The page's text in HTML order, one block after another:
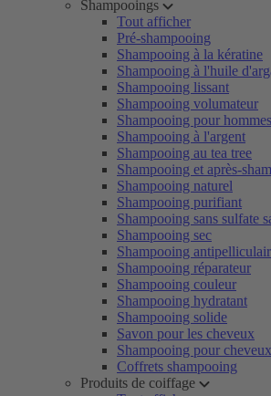
Shampooings
Tout afficher
Pré-shampooing
Shampooing à la kératine
Shampooing à l'huile
Shampooing lissant
Shampooing volumateur
Shampooing pour hommes
Shampooing à l'argent
Shampooing au tea tree
Shampooing et après-
Shampooing naturel
Shampooing purifiant
Shampooing sans sulfate
Shampooing sec
Shampooing
Shampooing réparateur
Shampooing couleur
Shampooing hydratant
Shampooing solide
Savon pour les cheveux
Shampooing pour
Coffrets shampooing
Produits de coiffage